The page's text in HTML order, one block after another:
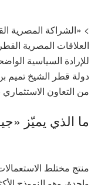
> «الشراكة المصرية
العلاقات المصرية
للإرادة السياسية
دولة قطر الشيخ تميم
من التعاون الاستثماري
ما الذي يميّز
منتج مختلط